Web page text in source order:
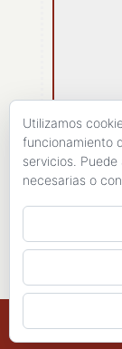
Utilizamos
funcionamiento
servicios.
necesarias o